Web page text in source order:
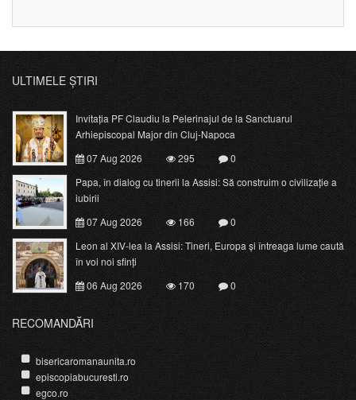
ULTIMELE ȘTIRI
Invitația PF Claudiu la Pelerinajul de la Sanctuarul
Arhiepiscopal Major din Cluj-Napoca
07 Aug 2026
295
0
Papa, în dialog cu tinerii la Assisi: Să construim o civilizație a
iubirii
07 Aug 2026
166
0
Leon al XIV-lea la Assisi: Tineri, Europa și întreaga lume caută
în voi noi sfinți
06 Aug 2026
170 0
RECOMANDĂRI
bisericaromanaunita.ro
episcopiabucuresti.ro
egco.ro